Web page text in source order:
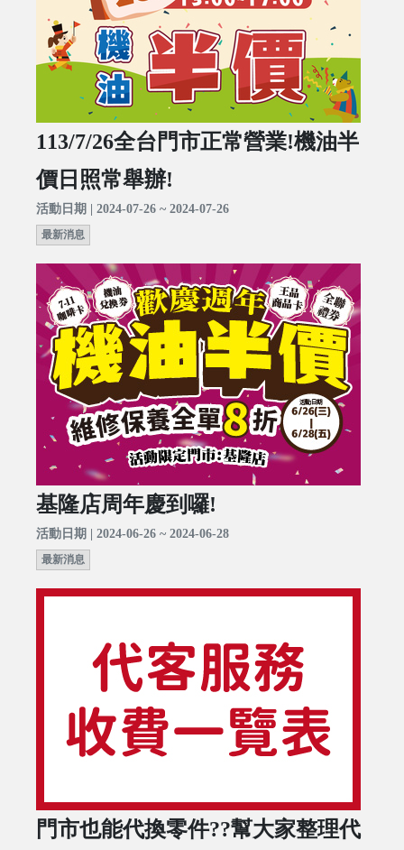
113/7/26全台門市正常營業!機油半
價日照常舉辦!
活動日期 | 2024-07-26 ~ 2024-07-26
最新消息
基隆店周年慶到囉!
活動日期 | 2024-06-26 ~ 2024-06-28
最新消息
門市也能代換零件??幫大家整理代